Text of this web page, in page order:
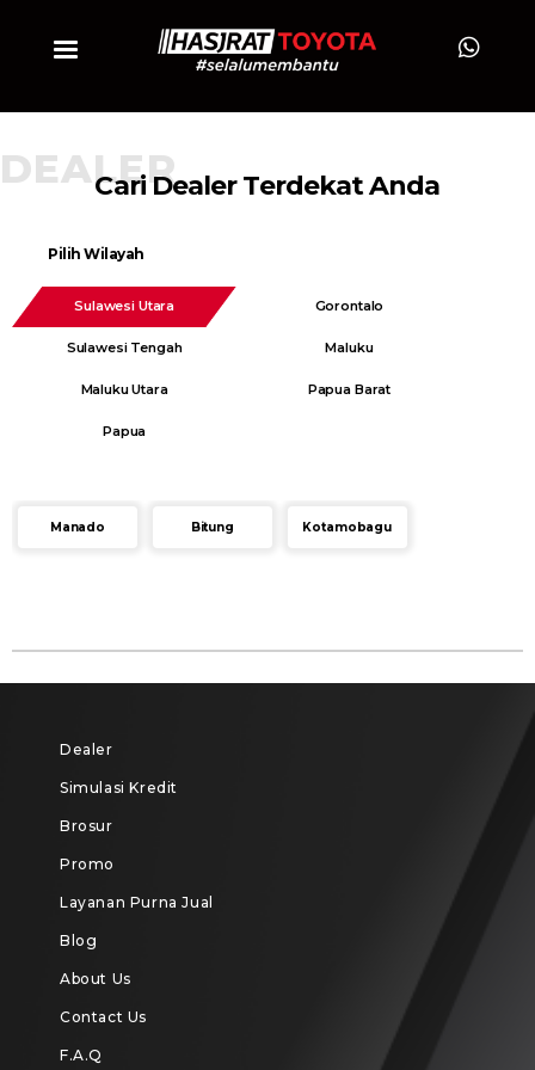
DEALERCari Dealer Terdekat Anda
Pilih Wilayah
Sulawesi Utara Gorontalo
Sulawesi Tengah Maluku
Maluku Utara Papua Barat
Papua
Manado Bitung Kotamobagu
Dealer
Simulasi Kredit
Brosur
Promo
Layanan Purna Jual
Blog
About Us
Contact Us
F.A.Q